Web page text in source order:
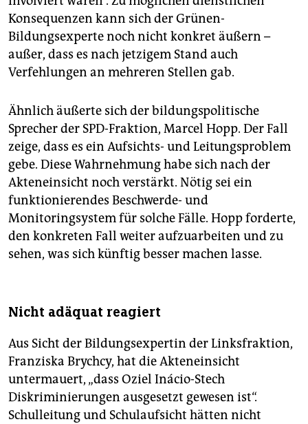
Konsequenzen kann sich der Grünen-
Bildungsexperte noch nicht konkret äußern –
außer, dass es nach jetzigem Stand auch
Verfehlungen an mehreren Stellen gab.
Ähnlich äußerte sich der bildungspolitische
Sprecher der SPD-Fraktion, Marcel Hopp. Der Fall
zeige, dass es ein Aufsichts- und Leitungsproblem
gebe. Diese Wahrnehmung habe sich nach der
Akteneinsicht noch verstärkt. Nötig sei ein
funktionierendes Beschwerde- und
Monitoringsystem für solche Fälle. Hopp forderte,
den konkreten Fall weiter aufzuarbeiten und zu
sehen, was sich künftig besser machen lasse.
Nicht adäquat reagiert
Aus Sicht der Bildungsexpertin der Linksfraktion,
Franziska Brychcy, hat die Akteneinsicht
untermauert, „dass Oziel Inácio-Stech
Diskriminierungen ausgesetzt gewesen ist“.
Schulleitung und Schulaufsicht hätten nicht